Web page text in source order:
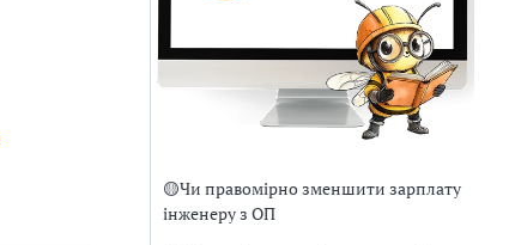
🟡Чи правомірно зменшити зарплату
інженеру з ОП